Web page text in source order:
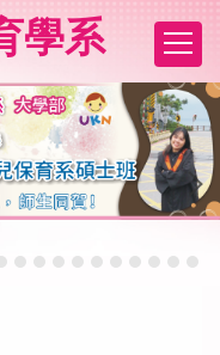
學系